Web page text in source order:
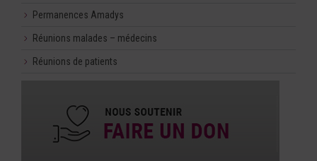
Permanences Amadys
Réunions malades – médecins
Réunions de patients